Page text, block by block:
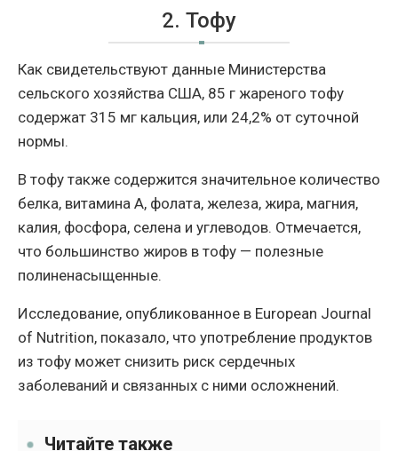
2. Тофу
Как свидетельствуют данные Министерства
сельского хозяйства США, 85 г жареного тофу
содержат 315 мг кальция, или 24,2% от суточной
нормы.
В тофу также содержится значительное количество
белка, витамина А, фолата, железа, жира, магния,
калия, фосфора, селена и углеводов. Отмечается,
что большинство жиров в тофу — полезные
полиненасыщенные.
Исследование, опубликованное в European Journal
of Nutrition, показало, что употребление продуктов
из тофу может снизить риск сердечных
заболеваний и связанных с ними осложнений.
Читайте также